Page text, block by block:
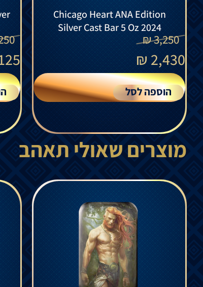
Chicago Heart ANA Edition
Silver Cast Bar 5 Oz 2024
3,250
₪
2,430
₪
הוספה לסל
מוצרים שאולי תאהב